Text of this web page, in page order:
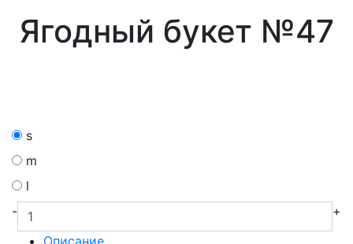
Ягодный букет №47
s
m
l
-
+
Описание